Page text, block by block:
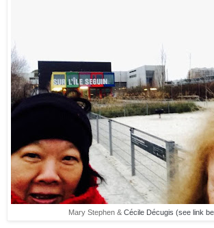
Mary Stephen & Cécile Décugis (see link